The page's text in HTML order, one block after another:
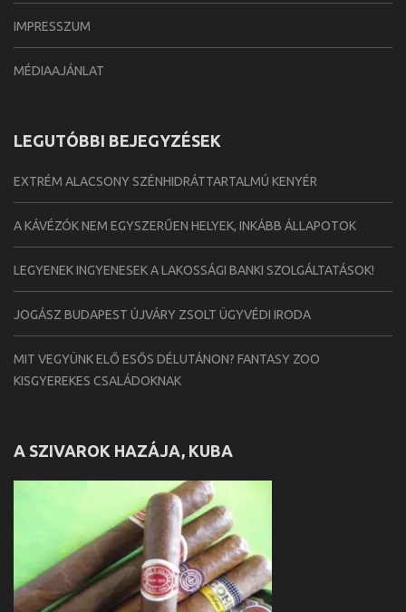
IMPRESSZUM
MÉDIAAJÁNLAT
LEGUTÓBBI BEJEGYZÉSEK
EXTRÉM ALACSONY SZÉNHIDRÁTTARTALMÚ KENYÉR
A KÁVÉZÓK NEM EGYSZERŰEN HELYEK, INKÁBB ÁLLAPOTOK
LEGYENEK INGYENESEK A LAKOSSÁGI BANKI SZOLGÁLTATÁSOK!
JOGÁSZ BUDAPEST ÚJVÁRY ZSOLT ÜGYVÉDI IRODA
MIT VEGYÜNK ELŐ ESŐS DÉLUTÁNON? FANTASY ZOO
KISGYEREKES CSALÁDOKNAK
A SZIVAROK HAZÁJA, KUBA